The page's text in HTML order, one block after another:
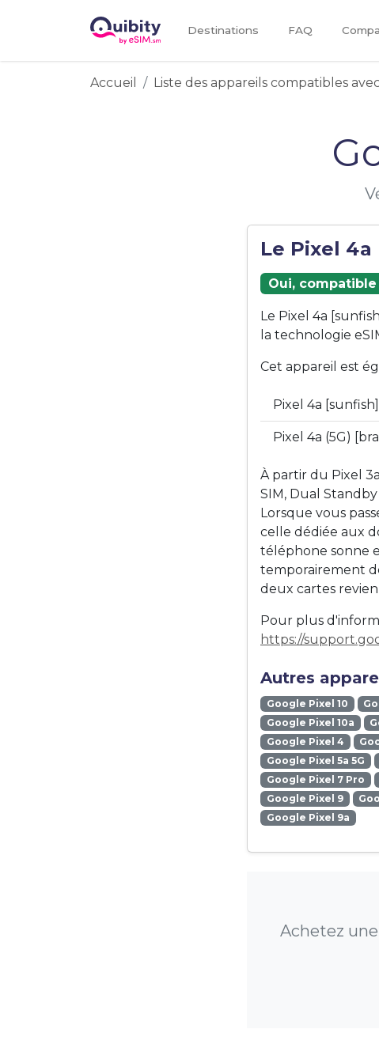
Destinations FAQ
Accueil Liste des appareils compatibles
Le Pixel
Oui, compatible
Le Pixel 4a
la technologie
Cet appareil est
Pixel 4a [sunfish]
Pixel 4a (5G)
À partir du Pixel
SIM, Dual Standby
Lorsque vous
celle dédiée aux
téléphone sonne
temporairement
deux cartes
Pour plus
https://
Autres
Google Pixel 10
Google Pixel 10a
Google Pixel 4
Google Pixel 5a 5G
Google Pixel 7 Pro
Google Pixel 9
Google Pixel 9a
Achetez